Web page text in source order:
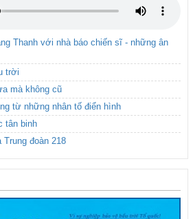
Thanh với nhà báo chiến sĩ - những ân
trời
mà không cũ
từ những nhân tố điển hình
tân binh
Trung đoàn 218